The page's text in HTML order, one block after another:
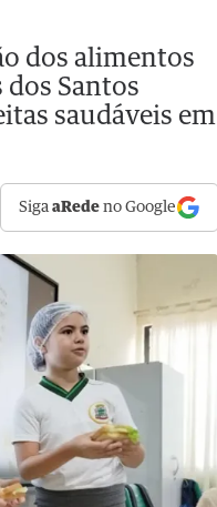
dos alimentos
dos Santos
saudáveis em
SigaaRede no Google